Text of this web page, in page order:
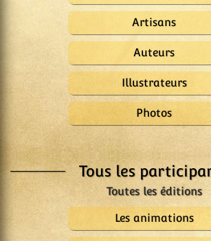
Artisans
Auteurs
Illustrateurs
Photos
Tous les
Les animations